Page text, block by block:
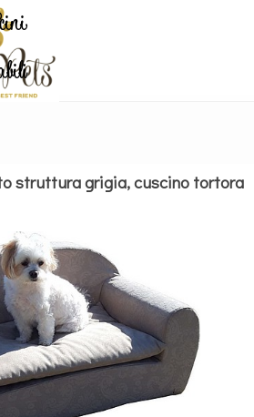
struttura grigia, cuscino tortora